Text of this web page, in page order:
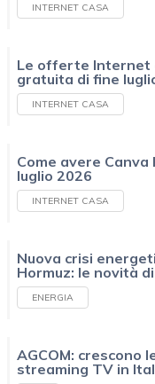
INTERNET CASA
Le offerte Internet
gratuita di fine
INTERNET CASA
Come avere Canva
luglio 2026
INTERNET CASA
Nuova crisi
Hormuz: le novità
ENERGIA
AGCOM: crescono
streaming TV in